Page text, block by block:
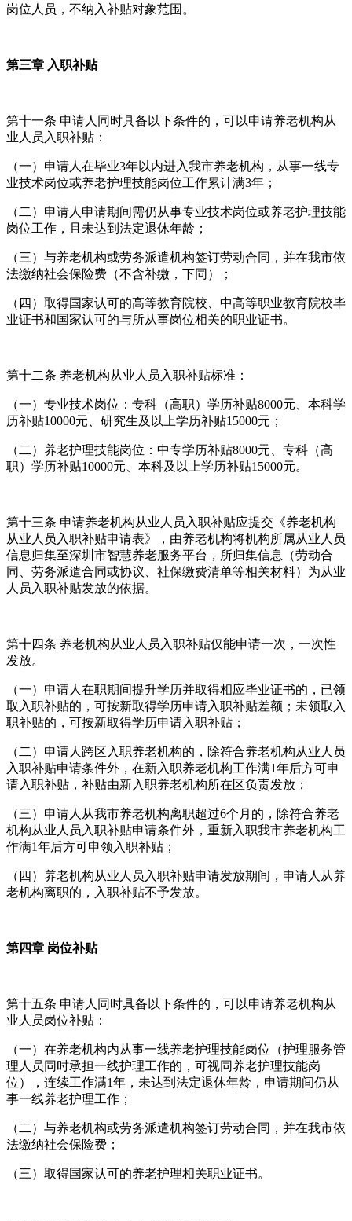
岗位人员，不纳入补贴对象范围。
第三章 入职补贴
第十一条 申请人同时具备以下条件的，可以申请养老机构从
业人员入职补贴：
（一）申请人在毕业3年以内进入我市养老机构，从事一线专
业技术岗位或养老护理技能岗位工作累计满3年；
（二）申请人申请期间需仍从事专业技术岗位或养老护理技能
岗位工作，且未达到法定退休年龄；
（三）与养老机构或劳务派遣机构签订劳动合同，并在我市依
法缴纳社会保险费（不含补缴，下同）；
（四）取得国家认可的高等教育院校、中高等职业教育院校毕
业证书和国家认可的与所从事岗位相关的职业证书。
第十二条 养老机构从业人员入职补贴标准：
（一）专业技术岗位：专科（高职）学历补贴8000元、本科学
历补贴10000元、研究生及以上学历补贴15000元；
（二）养老护理技能岗位：中专学历补贴8000元、专科（高
职）学历补贴10000元、本科及以上学历补贴15000元。
第十三条 申请养老机构从业人员入职补贴应提交《养老机构
从业人员入职补贴申请表》，由养老机构将机构所属从业人员
信息归集至深圳市智慧养老服务平台，所归集信息（劳动合
同、劳务派遣合同或协议、社保缴费清单等相关材料）为从业
人员入职补贴发放的依据。
第十四条 养老机构从业人员入职补贴仅能申请一次，一次性
发放。
（一）申请人在职期间提升学历并取得相应毕业证书的，已领
取入职补贴的，可按新取得学历申请入职补贴差额；未领取入
职补贴的，可按新取得学历申请入职补贴；
（二）申请人跨区入职养老机构的，除符合养老机构从业人员
入职补贴申请条件外，在新入职养老机构工作满1年后方可申
请入职补贴，补贴由新入职养老机构所在区负责发放；
（三）申请人从我市养老机构离职超过6个月的，除符合养老
机构从业人员入职补贴申请条件外，重新入职我市养老机构工
作满1年后方可申领入职补贴；
（四）养老机构从业人员入职补贴申请发放期间，申请人从养
老机构离职的，入职补贴不予发放。
第四章 岗位补贴
第十五条 申请人同时具备以下条件的，可以申请养老机构从
业人员岗位补贴：
（一）在养老机构内从事一线养老护理技能岗位（护理服务管
理人员同时承担一线护理工作的，可视同养老护理技能岗
位），连续工作满1年，未达到法定退休年龄，申请期间仍从
事一线养老护理工作；
（二）与养老机构或劳务派遣机构签订劳动合同，并在我市依
法缴纳社会保险费；
（三）取得国家认可的养老护理相关职业证书。